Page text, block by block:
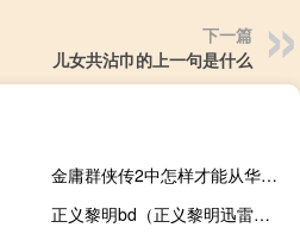
下一篇
儿女共沾巾的上一句是什么
金庸群侠传2中怎样才能从华山出来 金庸群侠传2贺岁版
正义黎明bd（正义黎明迅雷下载）